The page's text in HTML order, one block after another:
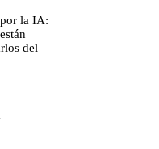
la IA:
del